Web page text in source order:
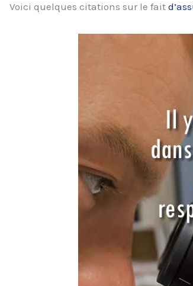
Voici quelques citations sur le fait